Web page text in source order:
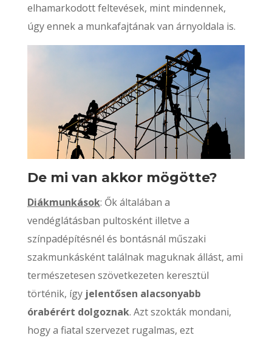
elhamarkodott feltevések, mint mindennek,
úgy ennek a munkafajtának van árnyoldala is.
De mi van akkor mögötte?
Diákmunkások: Ők általában a
vendéglátásban pultosként illetve a
színpadépítésnél és bontásnál műszaki
szakmunkásként találnak maguknak állást, ami
természetesen szövetkezeten keresztül
történik, így jelentősen alacsonyabb
órabérért dolgoznak. Azt szokták mondani,
hogy a fiatal szervezet rugalmas, ezt